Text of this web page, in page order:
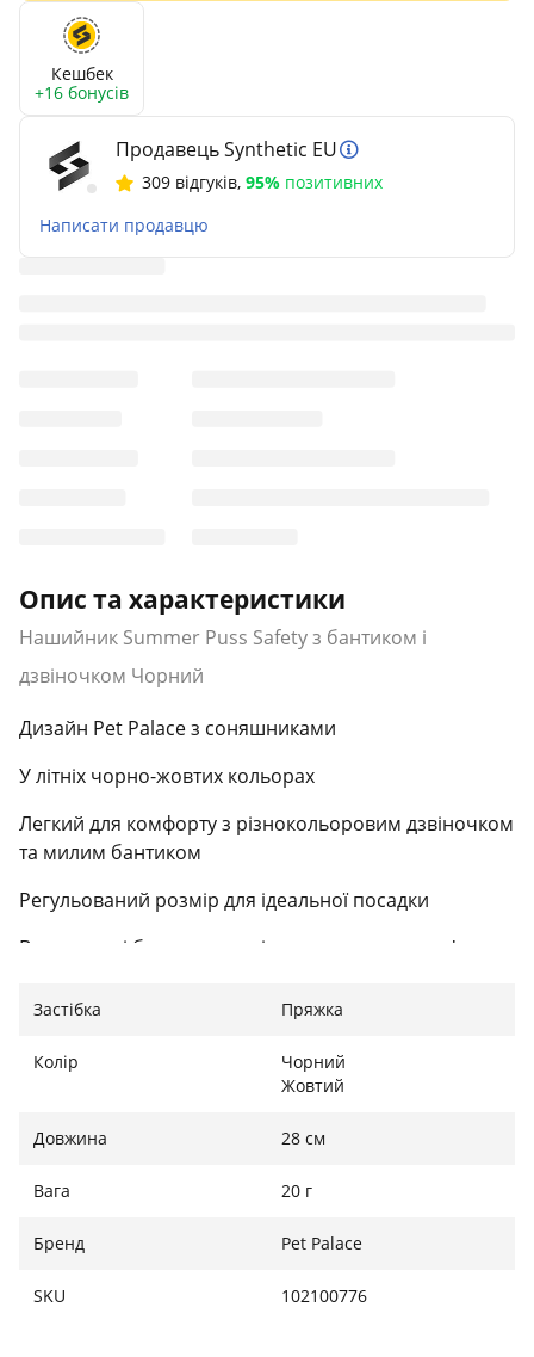
Кешбек
+16 бонусів
Продавець Synthetic EU
309 відгуків, 95% позитивних
Написати продавцю
Опис та характеристики
Нашийник Summer Puss Safety з бантиком і
дзвіночком Чорний
Дизайн Pet Palace з соняшниками
У літніх чорно-жовтих кольорах
Легкий для комфорту з різнокольоровим дзвіночком
та милим бантиком
Регульований розмір для ідеальної посадки
В комплекті безкоштовна іграшка з котячою м'ятою
Застібка Пряжка
Колір
Чорний
Жовтий
Довжина 28 см
Вага 20 г
Бренд Pet Palace
SKU 102100776